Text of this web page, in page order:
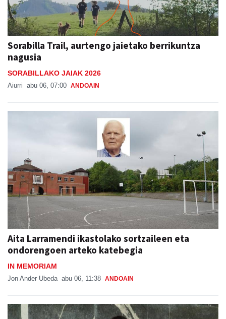
Sorabilla Trail, aurtengo jaietako berrikuntza
nagusia
SORABILLAKO JAIAK 2026
Aiurri abu 06, 07:00 ANDOAIN
Aita Larramendi ikastolako sortzaileen eta
ondorengoen arteko katebegia
IN MEMORIAM
Jon Ander Ubeda abu 06, 11:38 ANDOAIN